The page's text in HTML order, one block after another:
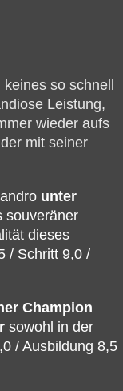
so schnell
Leistung,
wieder aufs
mit seiner
unter
souveräner
dieses
/ Schritt 9,0 /
Champion
sowohl in der
/ Ausbildung 8,5